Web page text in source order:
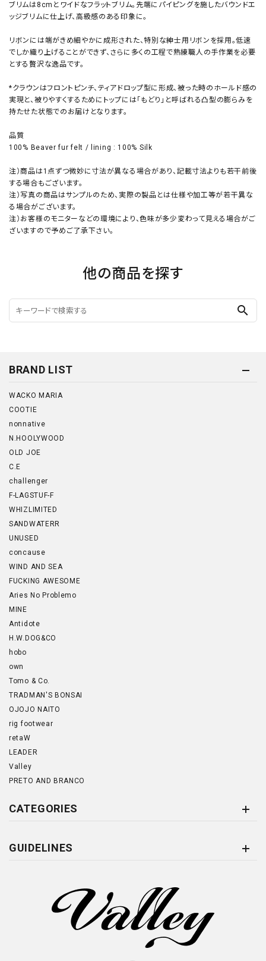
ブリムは8cmとワイドなフラットブリム。先端にパイピングを施したバウンドエ
ッジブリムに仕上げ、高級感のある印象に。
リボンには端がきめ細やかに成形された、特別な紳士用リボンを採用。低速
でしか織り上げることができず、さらに多くの工程で熟練職人の手作業を必要
とする贅沢な逸品です。
*クラウンはフロントピンチ、ティアドロップ型に形成、被った時のホールド感の
実現と、被りやすくするためにトップには「もどり」と呼ばれる凸型の膨らみを
持たせた状態でのお届けとなります。
品質
100% Beaver fur felt / lining : 100% Silk
注）商品は1点ずつ微妙に寸法が異なる場合があり、記載寸法よりも若干前後
する場合もございます。
注）写真の商品はサンプルのため、実際の製品とは仕様や加工等が若干異な
る場合がございます。
注）お客様のモニターなどの環境により、色味が多少変わって見える場合がご
ざいますので予めご了承下さい。
他の商品を探す
search
BRAND LIST
WACKO MARIA
COOTIE
nonnative
N.HOOLYWOOD
OLD JOE
C.E
challenger
F-LAGSTUF-F
WHIZLIMITED
SANDWATERR
UNUSED
concause
WIND AND SEA
FUCKING AWESOME
Aries No Problemo
MINE
Antidote
H.W.DOG&CO
hobo
own
Tomo & Co.
TRADMAN'S BONSAI
OJOJO NAITO
rig footwear
retaW
LEADER
Valley
PRETO AND BRANCO
CATEGORIES
GUIDELINES